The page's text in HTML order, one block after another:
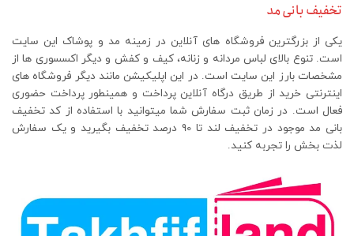
تخفیف بانی مد
یکی از بزرگترین فروشگاه های آنلاین در زمینه مد و پوشاک این سایت
است. تنوع بالای لباس مردانه و زنانه، کیف و کفش و دیگر اکسسوری ها از
مشخصات بارز این سایت است. در این اپلیکیشن مانند دیگر فروشگاه های
اینترنتی خرید از طریق درگاه آنلاین پرداخت و همینطور پرداخت حضوری
فعال است. در زمان ثبت سفارش شما میتوانید با استفاده از کد تخفیف
بانی مد موجود در تخفیف لند تا 90 درصد تخفیف بگیرید و یک سفارش
لذت بخش را تجربه کنید.